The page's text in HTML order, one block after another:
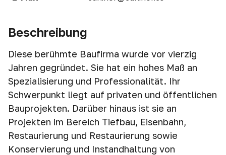
Beschreibung
Diese berühmte Baufirma wurde vor vierzig
Jahren gegründet. Sie hat ein hohes Maß an
Spezialisierung und Professionalität. Ihr
Schwerpunkt liegt auf privaten und öffentlichen
Bauprojekten. Darüber hinaus ist sie an
Projekten im Bereich Tiefbau, Eisenbahn,
Restaurierung und Restaurierung sowie
Konservierung und Instandhaltung von